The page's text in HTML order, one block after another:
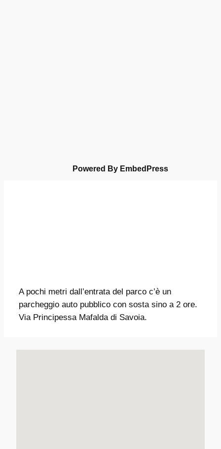
Powered By EmbedPress
A pochi metri dall’entrata del parco c’è un
parcheggio auto pubblico con sosta sino a 2 ore.
Via Principessa Mafalda di Savoia.